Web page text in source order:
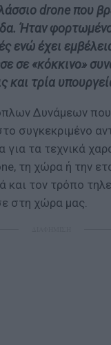
drone που
Ήταν
ενώ έχει
σε «κόκκινο»
και τρία
Δυνάμεων που
συγκεκριμένο
για τα τεχνικά
τη χώρα ή την
και τον τρόπο
στη χώρα μας.